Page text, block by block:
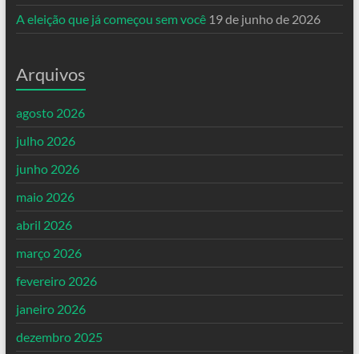
A eleição que já começou sem você 19 de junho de 2026
Arquivos
agosto 2026
julho 2026
junho 2026
maio 2026
abril 2026
março 2026
fevereiro 2026
janeiro 2026
dezembro 2025